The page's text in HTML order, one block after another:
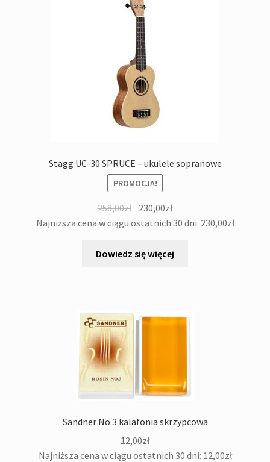
Stagg UC-30 SPRUCE – ukulele sopranowe
PROMOCJA!
258,00zł Pierwotna
cena
258,00zł.
230,00złAktualna
cena
230,00zł.
Najniższa cena w ciągu ostatnich 30 dni: 230,00zł
Dowiedz się więcej
Sandner No.3 kalafonia skrzypcowa
12,00zł
Najniższa cena w ciągu ostatnich 30 dni: 12,00zł